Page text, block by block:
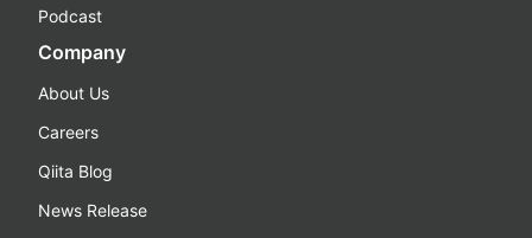
Podcast
Company
About Us
Careers
Qiita Blog
News Release